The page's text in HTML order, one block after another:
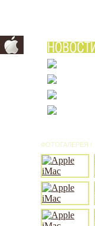
ФОТОГАЛЕРЕЯ /